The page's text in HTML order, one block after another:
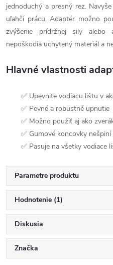
jednoduchý a presný rez.
uľahčí prácu. Adaptér možno
zvýšenie prídržnej sily alebo
nepoškodia uchytený materiál a
Hlavné vlastnosti
✅ Upevnite vodiacu lištu v
✅ Pevné a robustné upnutie
✅ Možno použiť aj ako
✅ Gumové koncovky
✅ Pasuje na všetky vodiace
Parametre produktu
Hodnotenie (1)
Diskusia
Značka